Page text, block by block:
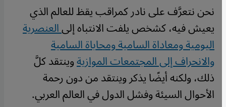
نحن نتعرَّف على نادر كمراقب يقظ للعالم الذي
يعيش فيه، كشخص يلفت الانتباه إلىالعنصرية
اليومية ومعاداة السامية ومحاباة السامية
والانحراف إلى المجتمعات الموازيةوينتقد كلَّ
ذلك، ولكنه أيضًا يذكر وينتقد من دون رحمة
الأحوال السيئة وفشل الدول في العالم العربي.